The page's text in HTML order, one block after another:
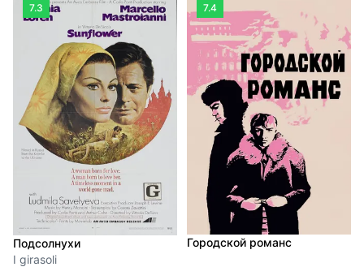
7.3
Подсолнухи
I girasoli
7.4
Городской романс